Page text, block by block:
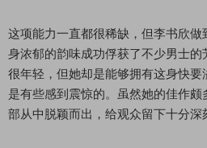
这项能力一直都很稀缺，但李书欣
身浓郁的韵味成功俘获了不少男士
很年轻，但她却是能够拥有这身快
是有些感到震惊的。虽然她的佳作
部从中脱颖而出，给观众留下十分深